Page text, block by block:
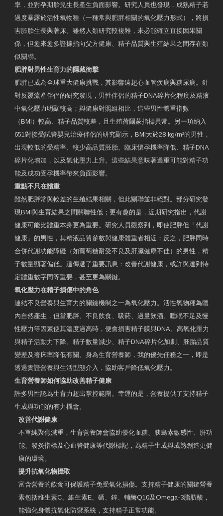
率，並對孕期胎兒生長產生負面影響。研究人員也發現，成熟精子若
過度暴露於活性氧物種（一種常與肥胖相關的氧化壓力形式），將損
害胚胎生長與著床。雖然人類研究較複雜，未必能確立直接因果關
係，但愈來愈多證據指向父方健康、精子品質與生殖結果之間存在類
似關聯。
肥胖對男性生育力的隱藏衝擊
肥胖已成為全球重大健康挑戰，其影響遠超心血管疾病與糖尿病。針
對反覆流產伴侶的研究發現，男性伴侶的精子DNA碎片化程度及精液
中氧化壓力明顯較高；與健康對照組相比，這些男性體重指數
（BMI）較高、精子品質較差，且生殖荷爾蒙指標異常。另一項納入
651對接受試管嬰兒治療伴侶的研究顯示，BMI大於28 kg/m²的男性，
出現較低的受精率、較少高品質胚胎、臨床懷孕機率降低、精子DNA
碎片化增加，以及氧化壓力上升。這些結果意味著過重可能對精子功
能及成功受孕機率帶來負面影響。
重點不只在體重
雖然肥胖常與較差的生殖結果相關，但此關聯並非絕對。部分研究發
現BMI與生育結果之間關聯性低；更有趣的是，近期研究指出，代謝
健康可能比體重本身更為重要。研究人員觀察到，即使肥胖但「代謝
健康」的男性，其精液品質參數與健康體重者相近；反之，肥胖同時
合併代謝功能障礙（如葡萄糖耐受不良及肝臟健康不佳）的男性，精
子數量顯著偏低。這傳遞了重要訊息：改善代謝健康，或許與達到特
定體重數字同等重要，甚至更為關鍵。
氧化壓力在精子損傷中的角色
連結不良營養與生育力的關鍵機制之一為氧化壓力。活性氧物種為體
內自然產生，但當肥胖、不良飲食、吸菸、過量飲酒、睡眠不足及慢
性壓力等因素使其濃度過高時，便會損害精子膜與DNA。高氧化壓力
與精子活動力下降、精子數量減少、精子DNA碎片化加劇、胚胎品質
變差及著床率降低有關。身為生育營養師，我的優先任務之一，即是
透過實證營養與生活型態介入，協助客戶降低氧化壓力。
生育營養師如何協助改善精子健康
許多男性認為生育力超出掌控範圍。幸運的是，營養提供了支持精子
生成與功能的有力機會。
改善代謝健康
不單純聚焦減重，生育營養師會協助優化血糖、胰島素敏感性、肝功
能、發炎指標及心血管健康等代謝標記，為精子生成與成熟創造更健
康的環境。
提升抗氧化物攝取
富含營養的飲食可保護精子免受氧化損傷。支持精子健康的關鍵營養
素包括維生素C、維生素E、硒、鋅、輔酶Q10及Omega-3脂肪酸，
能強化身體抗氧化防禦系統，支持精子正常功能。